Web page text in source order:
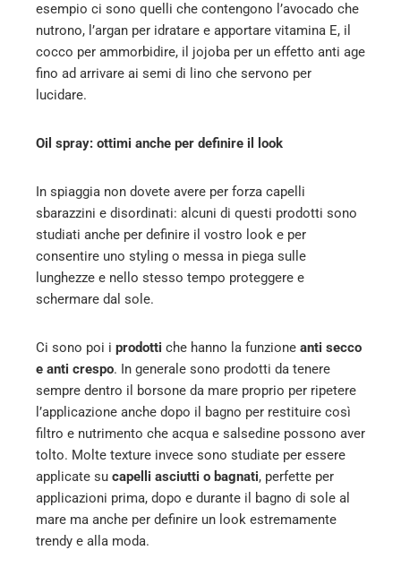
esempio ci sono quelli che contengono l’avocado che
nutrono, l’argan per idratare e apportare vitamina E, il
cocco per ammorbidire, il jojoba per un effetto anti age
fino ad arrivare ai semi di lino che servono per
lucidare.
Oil spray: ottimi anche per definire il look
In spiaggia non dovete avere per forza capelli
sbarazzini e disordinati: alcuni di questi prodotti sono
studiati anche per definire il vostro look e per
consentire uno styling o messa in piega sulle
lunghezze e nello stesso tempo proteggere e
schermare dal sole.
Ci sono poi i prodotti che hanno la funzione anti secco
e anti crespo. In generale sono prodotti da tenere
sempre dentro il borsone da mare proprio per ripetere
l’applicazione anche dopo il bagno per restituire così
filtro e nutrimento che acqua e salsedine possono aver
tolto. Molte texture invece sono studiate per essere
applicate su capelli asciutti o bagnati, perfette per
applicazioni prima, dopo e durante il bagno di sole al
mare ma anche per definire un look estremamente
trendy e alla moda.